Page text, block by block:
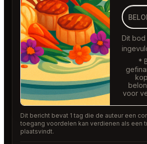
Dit bod
*
voor
Dit bericht bevat 1 tag die de auteur een
toegang voordelen kan verdienen als een
plaatsvindt.